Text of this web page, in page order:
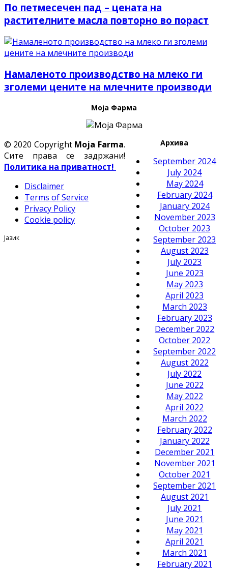
По петмесечен пад – цената на
растителните масла повторно во пораст
Намаленото производство на млеко ги
зголеми цените на млечните производи
Моја Фарма
Архива
September 2024
July 2024
May 2024
February 2024
January 2024
November 2023
October 2023
September 2023
August 2023
July 2023
June 2023
May 2023
April 2023
March 2023
February 2023
December 2022
October 2022
September 2022
August 2022
July 2022
June 2022
May 2022
April 2022
March 2022
February 2022
January 2022
December 2021
November 2021
October 2021
September 2021
August 2021
July 2021
June 2021
May 2021
April 2021
March 2021
February 2021
© 2020 Copyright Moja Farma.
Сите права се задржани!
Политика на приватност!
Disclaimer
Terms of Service
Privacy Policy
Cookie policy
Јазик